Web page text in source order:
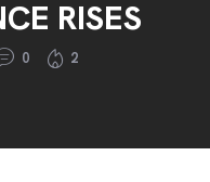
RISES
0 2